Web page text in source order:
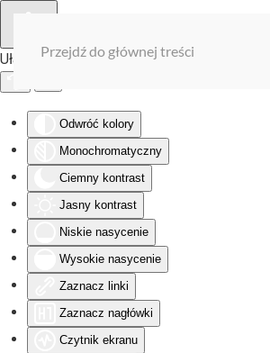
Ułatwienia dostępu
Odwróć kolory
Monochromatyczny
Ciemny kontrast
Jasny kontrast
Niskie nasycenie
Wysokie nasycenie
Zaznacz linki
Zaznacz nagłówki
Czytnik ekranu
Przejdź do głównej treści